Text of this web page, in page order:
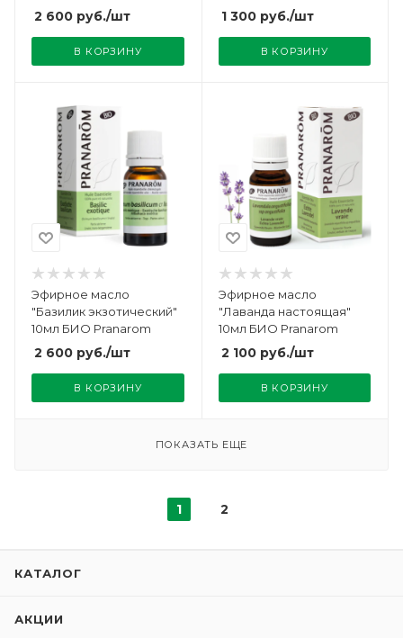
2 600 руб./шт
В КОРЗИНУ
1 300руб./шт
В КОРЗИНУ
Эфирное масло
"Базилик экзотический"
10мл БИО Pranarom
2 600 руб./шт
В КОРЗИНУ
Эфирное масло
"Лаванда настоящая"
10мл БИО Pranarom
2 100руб./шт
В КОРЗИНУ
ПОКАЗАТЬ ЕЩЕ
1 2
КАТАЛОГ
АКЦИИ